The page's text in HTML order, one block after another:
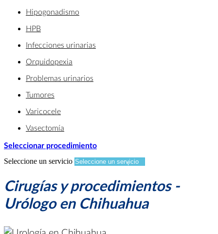
Hipogonadismo
HPB
Infecciones urinarias
Orquidopexia
Problemas urinarios
Tumores
Varicocele
Vasectomía
Seleccionar procedimiento
Seleccione un servicio
Cirugías y procedimientos -
Urólogo en Chihuahua